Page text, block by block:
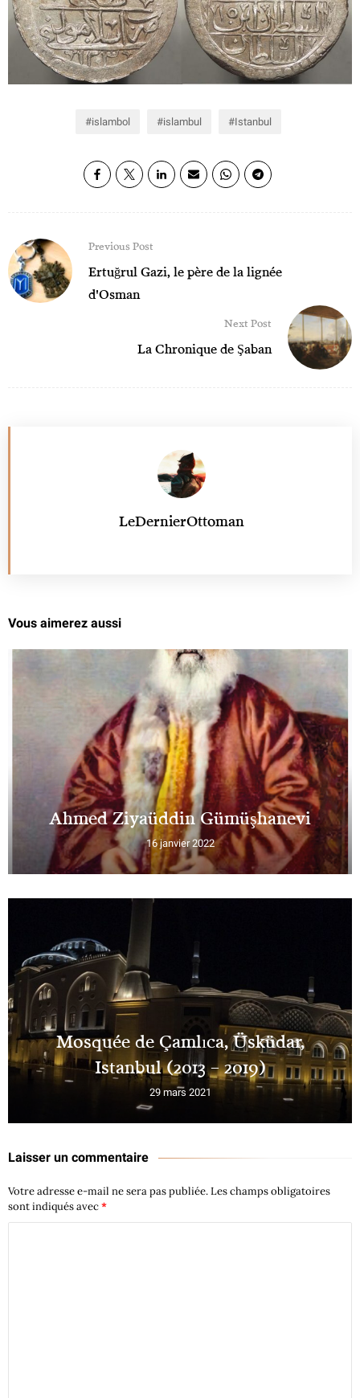
islambol islambul Istanbul
Previous Post
Ertuğrul Gazi, le père de la lignée
d'Osman
Next Post
La Chronique de Şaban
LeDernierOttoman
Vous aimerez aussi
Ahmed Ziyaüddin Gümüşhanevi
16 janvier 2022
Mosquée de Çamlıca, Üsküdar,
Istanbul (2013 – 2019)
29 mars 2021
Laisser un commentaire
Votre adresse e-mail ne sera pas publiée.Les champs obligatoires
sont indiqués avec*